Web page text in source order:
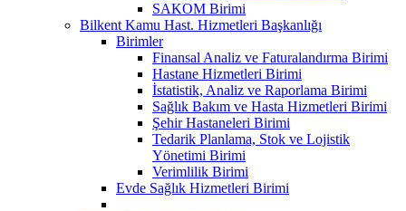
SAKOM Birimi
Bilkent Kamu Hast. Hizmetleri Başkanlığı
Birimler
Finansal Analiz ve Faturalandırma Birimi
Hastane Hizmetleri Birimi
İstatistik, Analiz ve Raporlama Birimi
Sağlık Bakım ve Hasta Hizmetleri Birimi
Şehir Hastaneleri Birimi
Tedarik Planlama, Stok ve Lojistik
Yönetimi Birimi
Verimlilik Birimi
Evde Sağlık Hizmetleri Birimi